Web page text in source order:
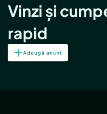
Vinzi și
rapid
Adaugă anunț